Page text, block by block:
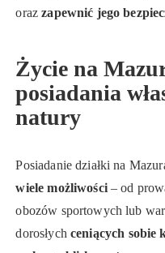
orazzapewnić jego
Życie na
posiadania
natury
Posiadanie działki na
wiele możliwości– od
obozów sportowych lub
dorosłych ceniących sobie